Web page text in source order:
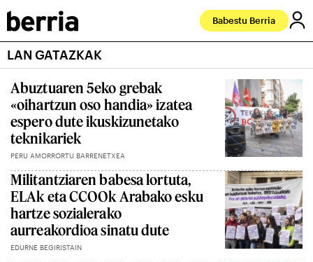
Babestu Berria
LAN GATAZKAK
Abuztuaren 5eko grebak
«oihartzun oso handia» izatea
espero dute ikuskizunetako
teknikariek
PERU AMORRORTU BARRENETXEA
Militantziaren babesa lortuta,
ELAk eta CCOOk Arabako esku
hartze sozialerako
aurreakordioa sinatu dute
EDURNE BEGIRISTAIN